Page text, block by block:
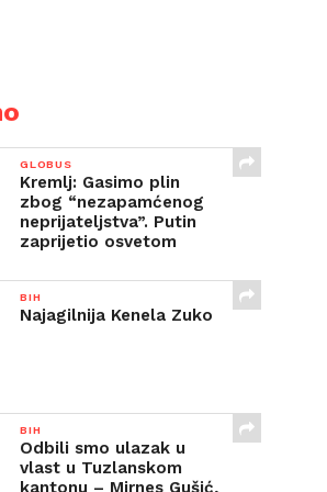
GLOBUS
Kremlj: Gasimo plin
zbog “nezapamćenog
neprijateljstva”. Putin
zaprijetio osvetom
BIH
Najagilnija Kenela Zuko
BIH
Odbili smo ulazak u
vlast u Tuzlanskom
kantonu – Mirnes Gušić,